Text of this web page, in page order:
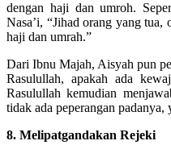
dengan haji dan umroh.
Nasa’i, “Jihad orang yang tua,
haji dan umrah.”
Dari Ibnu Majah, Aisyah pun
Rasulullah, apakah ada
Rasulullah kemudian
tidak ada peperangan padanya,
8. Melipatgandakan Rejeki